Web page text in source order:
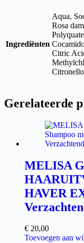
Ingrediënten
Aqua,
Rosa
Citric
Gerelateerde
MELISA
HAVER
€ 20,00
Toevoegen aan